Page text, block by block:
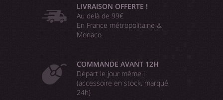
LIVRAISON OFFERTE !
Au delà de 99€
En France métropolitaine &
Monaco
COMMANDE AVANT 12H
Départ le jour même !
(accessoire en stock, marqué
24h)